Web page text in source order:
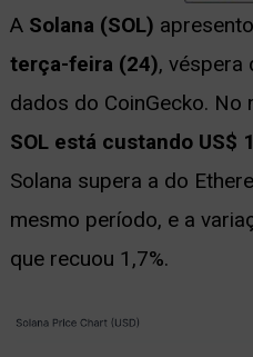
A Solana (SOL)
terça-feira (24), véspera
dados do CoinGecko. No
SOL está custando US$
Solana supera a do
mesmo período, e a
que recuou 1,7%.